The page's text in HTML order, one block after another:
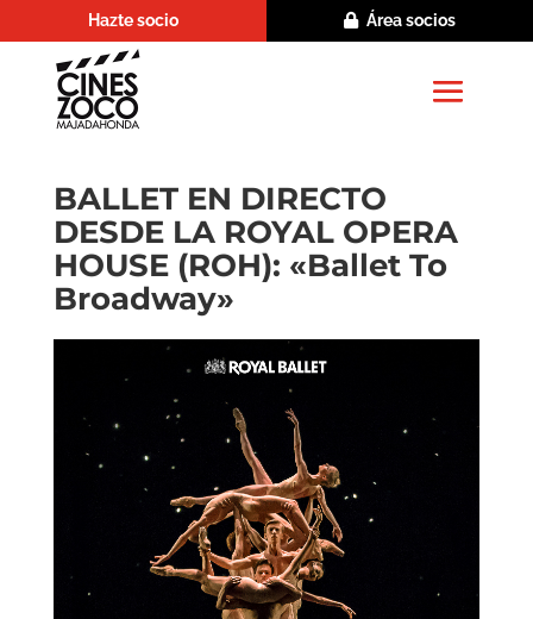
Hazte socio Área socios
BALLET EN DIRECTO
DESDE LA ROYAL OPERA
HOUSE (ROH): «Ballet To
Broadway»